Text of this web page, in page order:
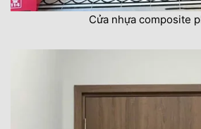
Cửa nhựa composite